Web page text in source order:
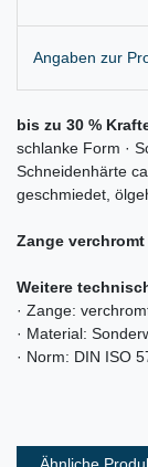
Angaben zur
bis zu 30 %
schlanke Form ·
Schneidenhärte
geschmiedet,
Zange verchromt
Weitere
· Zange:
· Material:
· Norm: DIN ISO